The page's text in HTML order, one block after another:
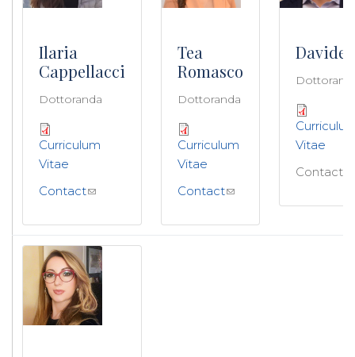
Ilaria
Cappellacci
Dottoranda
Curriculum
Vitae
Contact
Tea
Romasco
Dottoranda
Curriculum
Vitae
Contact
Davide
Vitae
Contact